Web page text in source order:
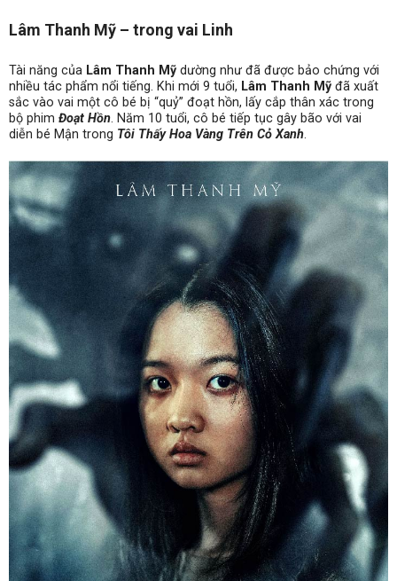
Lâm Thanh Mỹ – trong vai Linh
Tài năng của Lâm Thanh Mỹ dường như đã được bảo chứng với
nhiều tác phẩm nổi tiếng. Khi mới 9 tuổi, Lâm Thanh Mỹ đã xuất
sắc vào vai một cô bé bị “quỷ” đoạt hồn, lấy cắp thân xác trong
bộ phim Đoạt Hồn. Năm 10 tuổi, cô bé tiếp tục gây bão với vai
diễn bé Mận trong Tôi Thấy Hoa Vàng Trên Cỏ Xanh.